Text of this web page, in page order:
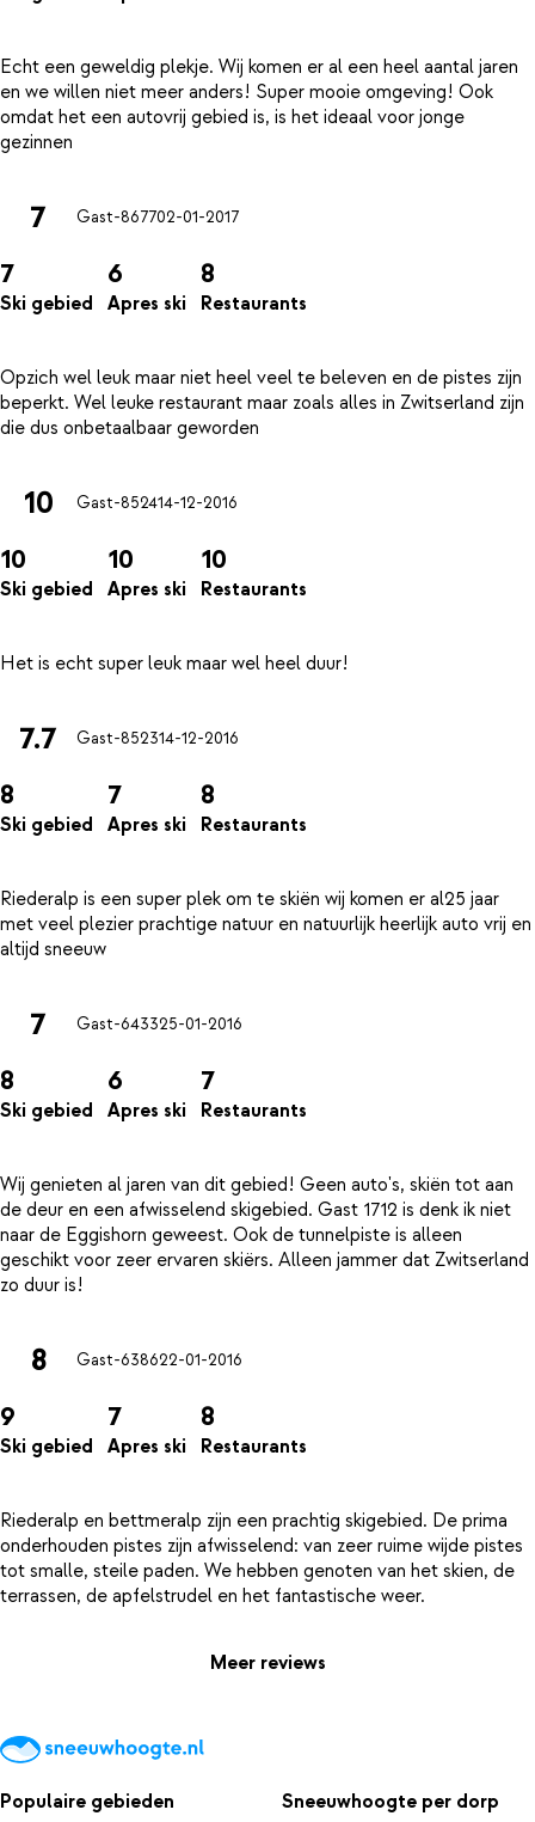
Echt een geweldig plekje. Wij komen er al een heel aantal jaren
en we willen niet meer anders! Super mooie omgeving! Ook
omdat het een autovrij gebied is, is het ideaal voor jonge
7 Gast-867702-01-2017
7
Ski gebied
6
Apres ski
8
Restaurants
Opzich wel leuk maar niet heel veel te beleven en de pistes zijn
beperkt. Wel leuke restaurant maar zoals alles in Zwitserland zijn
10 Gast-852414-12-2016
10
Ski gebied
10
Apres ski
10
Restaurants
7.7 Gast-852314-12-2016
8
Ski gebied
7
Apres ski
8
Restaurants
Riederalp is een super plek om te skiën wij komen er al25 jaar
met veel plezier prachtige natuur en natuurlijk heerlijk auto vrij en
7 Gast-643325-01-2016
8
Ski gebied
6
Apres ski
7
Restaurants
Wij genieten al jaren van dit gebied! Geen auto's, skiën tot aan
de deur en een afwisselend skigebied. Gast 1712 is denk ik niet
naar de Eggishorn geweest. Ook de tunnelpiste is alleen
geschikt voor zeer ervaren skiërs. Alleen jammer dat Zwitserland
8 Gast-638622-01-2016
9
Ski gebied
7
Apres ski
8
Restaurants
Riederalp en bettmeralp zijn een prachtig skigebied. De prima
onderhouden pistes zijn afwisselend: van zeer ruime wijde pistes
tot smalle, steile paden. We hebben genoten van het skien, de
Meer reviews
Populaire gebieden Sneeuwhoogte per dorp